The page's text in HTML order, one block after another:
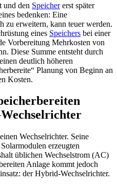
und den Speichererst später
bedenken: Eine
zu erweitern, kann teuer werden.
eines Speichers bei einer
Vorbereitung Mehrkosten von
Diese Summe entsteht durch
deutlich höheren
Planung von Beginn an
Kosten.
Wechselrichter. Seine
erzeugten
üblichen Wechselstrom (AC)
Anlage kommt jedoch
der Hybrid-Wechselrichter.